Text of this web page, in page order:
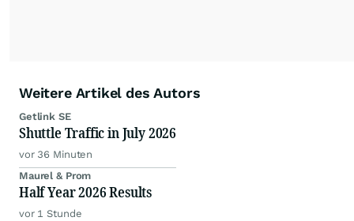
Weitere Artikel des Autors
Getlink SE
Shuttle Traffic in July 2026
vor 36 Minuten
Maurel & Prom
Half Year 2026 Results
vor 1 Stunde